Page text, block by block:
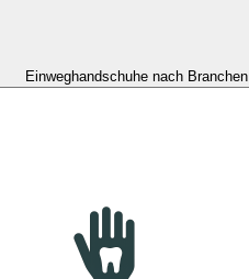
Einweghandschuhe nach Branchen